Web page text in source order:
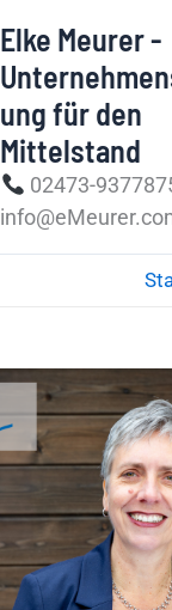
Elke Meurer -
ung für den
Mittelstand
02473-